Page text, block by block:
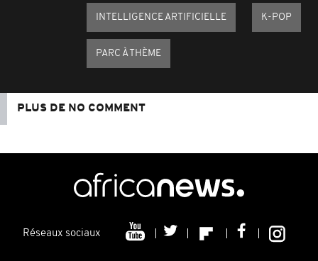
INTELLIGENCE ARTIFICIELLE K-POP
PARC À THÈME
PLUS DE NO COMMENT
Réseaux sociaux